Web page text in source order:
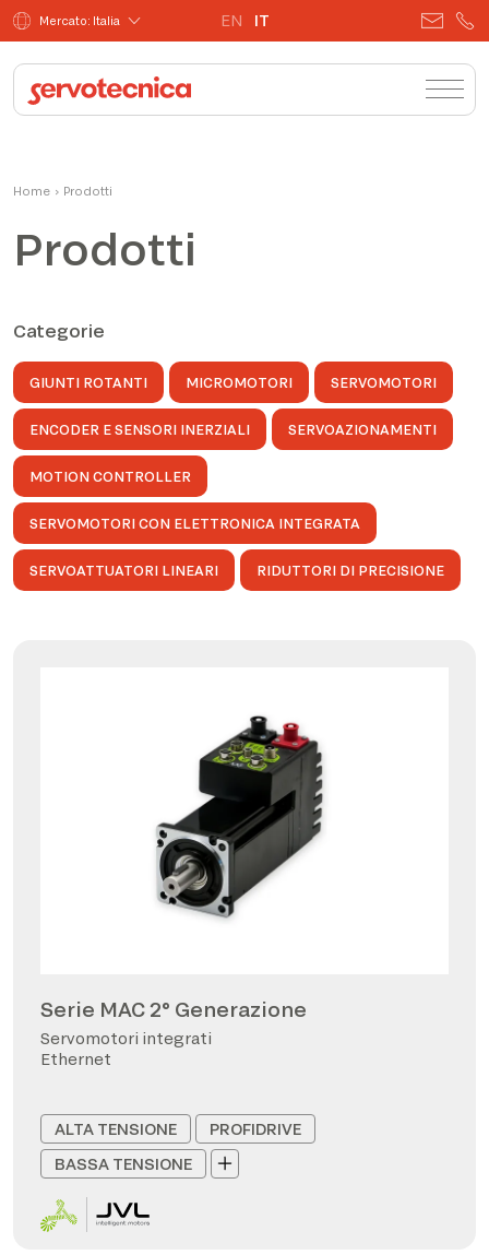
Mercato: Italia EN IT
Home › Prodotti
Prodotti
Categorie
GIUNTI ROTANTI MICROMOTORI SERVOMOTORI
ENCODER E SENSORI INERZIALI SERVOAZIONAMENTI
MOTION CONTROLLER
SERVOMOTORI CON ELETTRONICA INTEGRATA
SERVOATTUATORI LINEARI RIDUTTORI DI PRECISIONE
Serie MAC 2° Generazione
Servomotori integrati
Ethernet
ALTA TENSIONE
PROFIDRIVE
BASSA TENSIONE